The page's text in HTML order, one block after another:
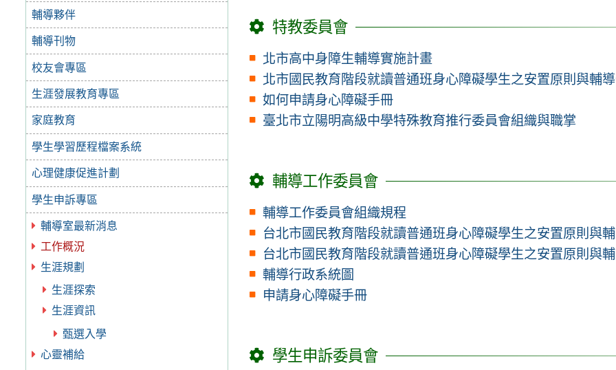
輔導夥伴
輔導刊物
校友會專區
生涯發展教育專區
家庭教育
學生學習歷程檔案系統
心理健康促進計劃
學生申訴專區
輔導室最新消息
工作概況
生涯規劃
生涯探索
生涯資訊
甄選入學
心靈補給
特教委員會
北市高中身障生輔導實施計畫
北市國民教育階段就讀普通班身心障礙學生之安置原則與輔
如何申請身心障礙手冊
臺北市立陽明高級中學特殊教育推行委員會組織與職掌
輔導工作委員會
輔導工作委員會組織規程
台北市國民教育階段就讀普通班身心障礙學生之安置原則與
台北市國民教育階段就讀普通班身心障礙學生之安置原則與
輔導行政系統圖
申請身心障礙手冊
學生申訴委員會